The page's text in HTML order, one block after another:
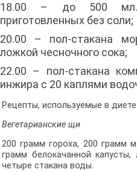
18.00 – до 500 мл.
приготовленных без соли;
20.00 – пол-стакана
ложкой чесночного сока;
22.00 – пол-стакана
инжира с 20 каплями
Рецепты, используемые в диете
Вегетарианские щи
200 грамм гороха, 200 грамм
грамм белокачанной капусты,
четыре стакана воды.